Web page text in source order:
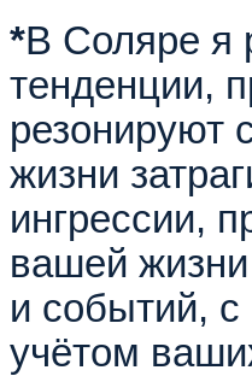
*В Соляре я
тенденции,
резонируют
жизни
ингрессии,
вашей
и событий,
учётом